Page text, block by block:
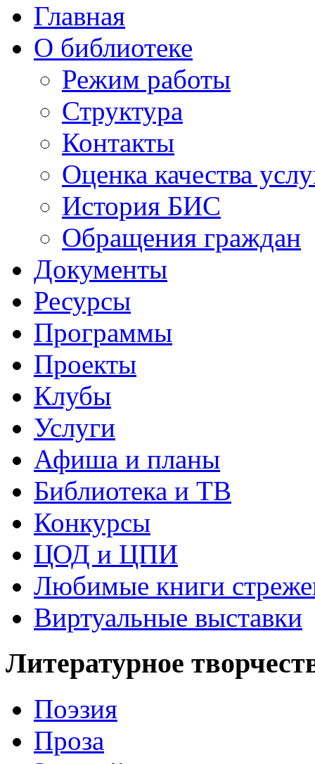
Главная
О библиотеке
Режим работы
Структура
Контакты
Оценка качества
История БИС
Обращения граждан
Документы
Ресурсы
Программы
Проекты
Клубы
Услуги
Афиша и планы
Библиотека и ТВ
Конкурсы
ЦОД и ЦПИ
Любимые книги
Виртуальные выставки
Литературное
Поэзия
Проза